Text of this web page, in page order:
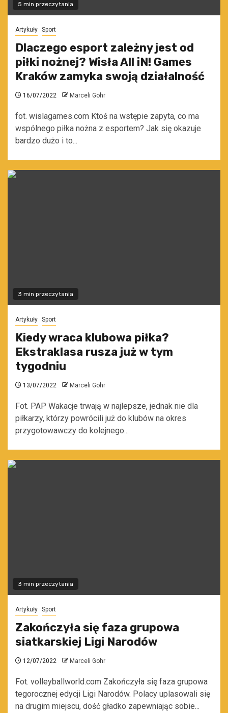
5 min przeczytania
Artykuły Sport
Dlaczego esport zależny jest od
piłki nożnej? Wisła All iN! Games
Kraków zamyka swoją działalność
16/07/2022 Marceli Gohr
fot. wislagames.com Ktoś na wstępie zapyta, co ma
wspólnego piłka nożna z esportem? Jak się okazuje
bardzo dużo i to...
3 min przeczytania
Artykuły Sport
Kiedy wraca klubowa piłka?
Ekstraklasa rusza już w tym
tygodniu
13/07/2022 Marceli Gohr
Fot. PAP Wakacje trwają w najlepsze, jednak nie dla
piłkarzy, którzy powrócili już do klubów na okres
przygotowawczy do kolejnego...
3 min przeczytania
Artykuły Sport
Zakończyła się faza grupowa
siatkarskiej Ligi Narodów
12/07/2022 Marceli Gohr
Fot. volleyballworld.com Zakończyła się faza grupowa
tegorocznej edycji Ligi Narodów. Polacy uplasowali się
na drugim miejscu, dość gładko zapewniając sobie...